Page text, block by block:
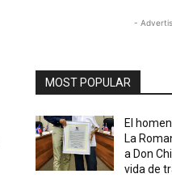
-
MOST POPULAR
El
La
a Don
vida de